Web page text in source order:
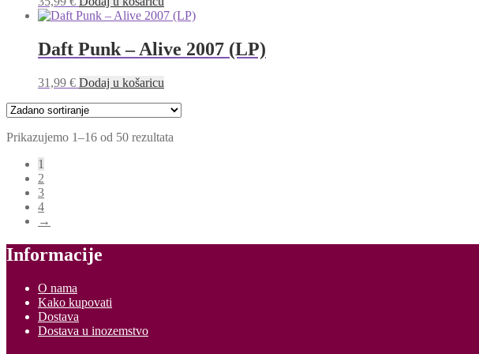
Daft Punk – Alive 2007 (LP)
31,99 € Dodaj u košaricu
Prikazujemo 1–16 od 50 rezultata
1
2
3
4
→
Informacije
O nama
Kako kupovati
Dostava
Dostava u inozemstvo